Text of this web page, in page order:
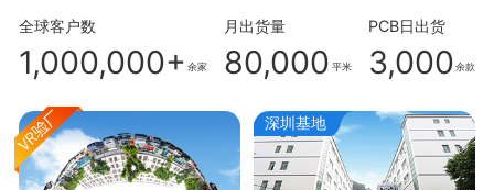
全球客户数
1,000,000+ 余家
月出货量
80,000 平米
PCB日出货
3,000 余款
深圳基地